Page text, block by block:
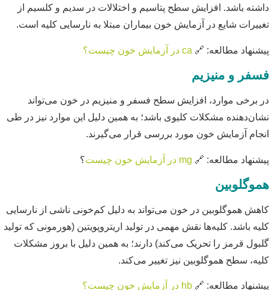
داشته باشد. افزایش سطح پتاسیم و اختلالات در سدیم و کلسیم از
تغییرات شایع در آزمایش خون بیماران مبتلا به نارسایی کلیه است.
پیشنهاد مطالعه: 🔗 ca در آزمایش خون چیست؟
فسفر و منیزیم
در برخی موارد، افزایش سطح فسفر و منیزیم در خون می‌تواند
نشان‌دهنده مشکلات کلیوی باشد؛ به همین دلیل این موارد نیز در طی
انجام آزمایش خون مورد بررسی قرار می‌گیرند.
پیشنهاد مطالعه: 🔗 mg در آزمایش خون چیست ؟
هموگلوبین
کاهش هموگلوبین در خون می‌تواند به دلیل کم‌خونی ناشی از نارسایی
کلیه باشد. کلیه‌ها نقش مهمی در تولید اریتروپویتین (هورمونی که تولید
گلبول قرمز را تحریک می‌کند) دارند؛ به همین دلیل با بروز مشکلات
کلیه، سطح هموگلوبین نیز تغییر می‌کند.
پیشنهاد مطالعه: 🔗 hb در آزمایش خون چیست؟